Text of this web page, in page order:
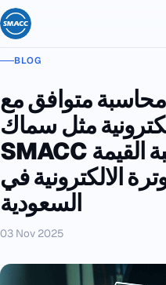
BLOG
متوافق مع
مثل سماك
SMACC في التكامل مع ضريبة القيمة
الالكترونية في
السعودية
03 Nov 2025